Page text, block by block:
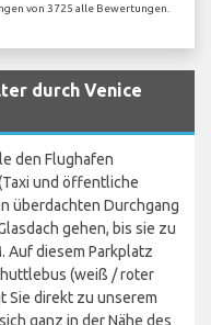
von 3725 alle Bewertungen.
durch Venice
den Flughafen
und öffentliche
überdachten Durchgang
gehen, bis sie zu
Auf diesem Parkplatz
(weiß / roter
Sie direkt zu unserem
ganz in der Nähe des